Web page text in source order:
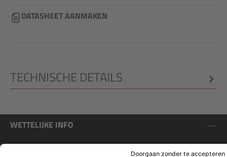
DATASHEET AANMAKEN
TECHNISCHE DETAILS
WETTELIJKE INFO
SERVICE